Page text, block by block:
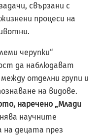
свързани с
процеси на
черупки“
да наблюдават
отделни групи и
на видове.
наречено „Млади
научните
децата през